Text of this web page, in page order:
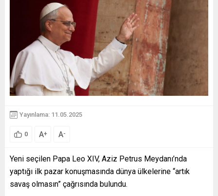
Yayınlama: 11.05.2025
0 A+ A-
Yeni seçilen Papa Leo XIV, Aziz Petrus Meydanı’nda
yaptığı ilk pazar konuşmasında dünya ülkelerine “artık
savaş olmasın” çağrısında bulundu.